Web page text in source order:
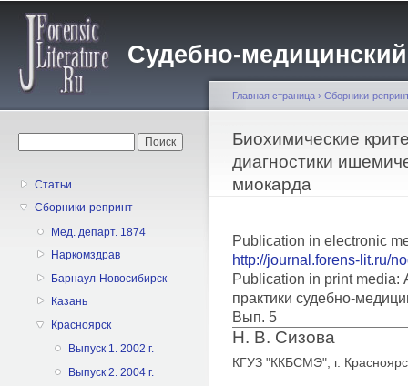
Судебно-
Статьи
Сборники-репринт
Мед. департ. 1874
Наркомздрав
Барнаул-Новосибирск
Казань
Красноярск
Выпуск 1. 2002 г.
Выпуск 2. 2004 г.
Вы здесь
Главная страница › Сборники-
Биохимические
диагностики
миокарда
Publication in electronic
http://journal.forens-lit.ru/
Publication in print media:
практики судебно-
Вып. 5
Н. В. Сизова
КГУЗ "ККБСМЭ", г.